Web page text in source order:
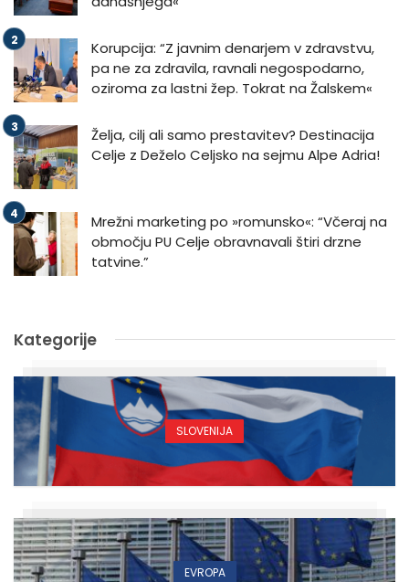
Korupcija: “Z javnim denarjem v zdravstvu,
pa ne za zdravila, ravnali negospodarno,
oziroma za lastni žep. Tokrat na Žalskem«
Želja, cilj ali samo prestavitev? Destinacija
Celje z Deželo Celjsko na sejmu Alpe Adria!
Mrežni marketing po »romunsko«: “Včeraj na
območju PU Celje obravnavali štiri drzne
tatvine.”
Kategorije
SLOVENIJA
EVROPA